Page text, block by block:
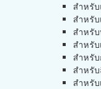
สำหรั
สำหรับ
สำหรั
สำหรับ
สำหรั
สำหรับ
สำหรั